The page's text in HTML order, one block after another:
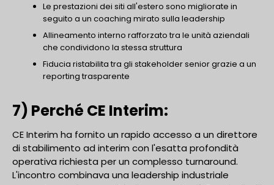
Le prestazioni dei siti all'estero sono migliorate in
seguito a un coaching mirato sulla leadership
Allineamento interno rafforzato tra le unità aziendali
che condividono la stessa struttura
Fiducia ristabilita tra gli stakeholder senior grazie a un
reporting trasparente
7) Perché CE Interim:
CE Interim ha fornito un rapido accesso a un direttore
di stabilimento ad interim con l'esatta profondità
operativa richiesta per un complesso turnaround.
L'incontro combinava una leadership industriale